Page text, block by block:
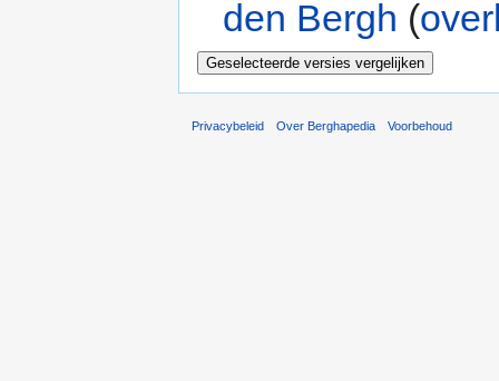
den Bergh (
Privacybeleid Over Berghapedia Voorbehoud